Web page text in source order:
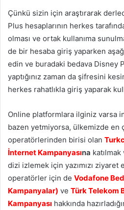
Çünkü sizin için araştırarak
Plus hesaplarının herkes
olması ve ortak kullanıma
de bir hesaba giriş yaparken
edin ve buradaki bedava Disney
yaptığınız zaman da şifresini
herkes rahatlıkla giriş yaparak
Online platformlara ilginiz varsa
bazen yetmiyorsa, ülkemizde en
operatörlerinden birisi olan
İnternet Kampanyasına
dizi izlemek için yazımızı
operatörler için de Vodafone
Kampanyalar) ve Türk Telekom
Kampanyası hakkında